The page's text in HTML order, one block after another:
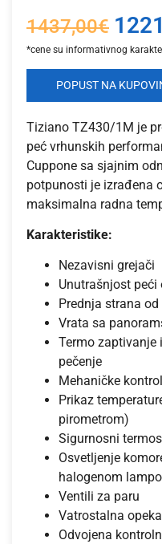
1437,00€
POPUST NA
Tiziano TZ430/1M je
peć vrhunskih
Cuppone sa sjajnim
potpunosti je izrađena
maksimalna radna
Karakteristike:
Nezavisni grejači
Unutrašnjost peći
Prednja strana
Vrata sa
Termo zaptivanje
pečenje
Mehaničke
Prikaz
pirometrom)
Sigurnosni
Osvetljenje
halogenom
Ventili za paru
Vatrostalna
Odvojena